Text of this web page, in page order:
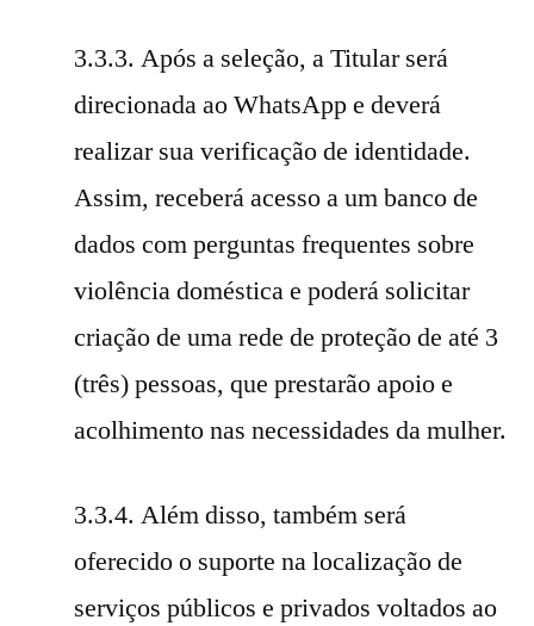
3.3.3. Após a seleção, a Titular será
direcionada ao WhatsApp e deverá
realizar sua verificação de identidade.
Assim, receberá acesso a um banco de
dados com perguntas frequentes sobre
violência doméstica e poderá solicitar
criação de uma rede de proteção de até 3
(três) pessoas, que prestarão apoio e
acolhimento nas necessidades da mulher.
3.3.4. Além disso, também será
oferecido o suporte na localização de
serviços públicos e privados voltados ao